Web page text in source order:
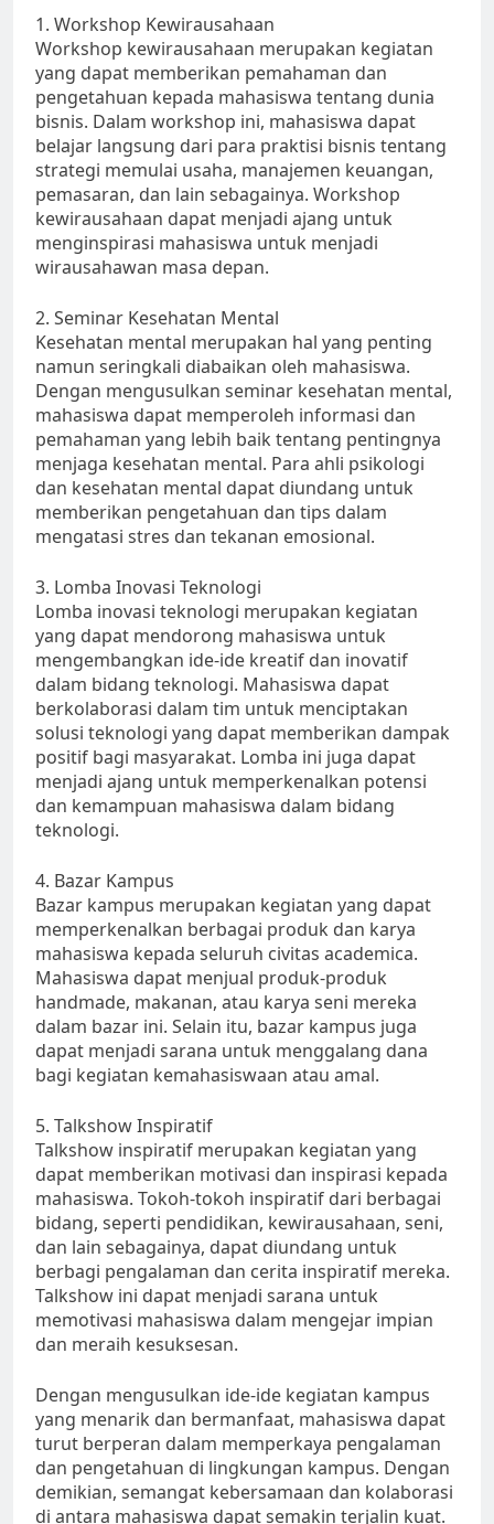
1. Workshop Kewirausahaan
Workshop kewirausahaan merupakan kegiatan
yang dapat memberikan pemahaman dan
pengetahuan kepada mahasiswa tentang dunia
bisnis. Dalam workshop ini, mahasiswa dapat
belajar langsung dari para praktisi bisnis tentang
strategi memulai usaha, manajemen keuangan,
pemasaran, dan lain sebagainya. Workshop
kewirausahaan dapat menjadi ajang untuk
menginspirasi mahasiswa untuk menjadi
wirausahawan masa depan.
2. Seminar Kesehatan Mental
Kesehatan mental merupakan hal yang penting
namun seringkali diabaikan oleh mahasiswa.
Dengan mengusulkan seminar kesehatan mental,
mahasiswa dapat memperoleh informasi dan
pemahaman yang lebih baik tentang pentingnya
menjaga kesehatan mental. Para ahli psikologi
dan kesehatan mental dapat diundang untuk
memberikan pengetahuan dan tips dalam
mengatasi stres dan tekanan emosional.
3. Lomba Inovasi Teknologi
Lomba inovasi teknologi merupakan kegiatan
yang dapat mendorong mahasiswa untuk
mengembangkan ide-ide kreatif dan inovatif
dalam bidang teknologi. Mahasiswa dapat
berkolaborasi dalam tim untuk menciptakan
solusi teknologi yang dapat memberikan dampak
positif bagi masyarakat. Lomba ini juga dapat
menjadi ajang untuk memperkenalkan potensi
dan kemampuan mahasiswa dalam bidang
teknologi.
4. Bazar Kampus
Bazar kampus merupakan kegiatan yang dapat
memperkenalkan berbagai produk dan karya
mahasiswa kepada seluruh civitas academica.
Mahasiswa dapat menjual produk-produk
handmade, makanan, atau karya seni mereka
dalam bazar ini. Selain itu, bazar kampus juga
dapat menjadi sarana untuk menggalang dana
bagi kegiatan kemahasiswaan atau amal.
5. Talkshow Inspiratif
Talkshow inspiratif merupakan kegiatan yang
dapat memberikan motivasi dan inspirasi kepada
mahasiswa. Tokoh-tokoh inspiratif dari berbagai
bidang, seperti pendidikan, kewirausahaan, seni,
dan lain sebagainya, dapat diundang untuk
berbagi pengalaman dan cerita inspiratif mereka.
Talkshow ini dapat menjadi sarana untuk
memotivasi mahasiswa dalam mengejar impian
dan meraih kesuksesan.
Dengan mengusulkan ide-ide kegiatan kampus
yang menarik dan bermanfaat, mahasiswa dapat
turut berperan dalam memperkaya pengalaman
dan pengetahuan di lingkungan kampus. Dengan
demikian, semangat kebersamaan dan kolaborasi
di antara mahasiswa dapat semakin terjalin kuat.